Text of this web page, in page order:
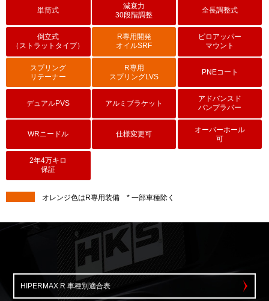
単筒式
減衰力
30段階調整
全長調整式
倒立式
（ストラットタイプ）
R専用開発
オイルSRF
ピロアッパー
マウント
スプリング
リテーナー
R専用
スプリングLVS
PNEコート
デュアルPVS アルミブラケット
アドバンスド
バンプラバー
WRニードル 仕様変更可
オーバーホール
可
2年4万キロ
保証
オレンジ色はR専用装備 * 一部車種除く
HIPERMAX R 車種別適合表